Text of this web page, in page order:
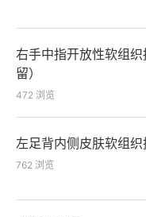
右手中指开放性软组
留）
472 浏览
左足背内侧皮肤软组织
762 浏览